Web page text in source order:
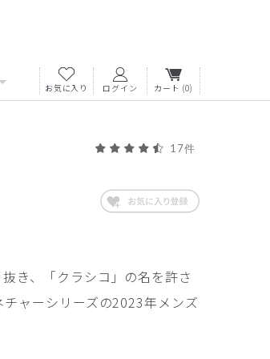
お気に入り ログイン カート (0)
17件
き、「クラシコ」の名を許さ
ャーシリーズの2023年メンズ